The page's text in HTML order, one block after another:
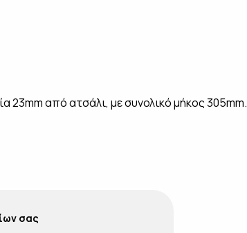
23mm από ατσάλι, με συνολικό μήκος 305mm.
σας